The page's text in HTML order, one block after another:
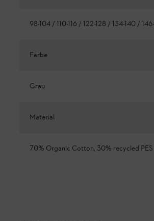
98-104 / 110-116 / 122-128 / 134-140 /
Farbe
Grau
Material
70% Organic Cotton, 30% recycled PES